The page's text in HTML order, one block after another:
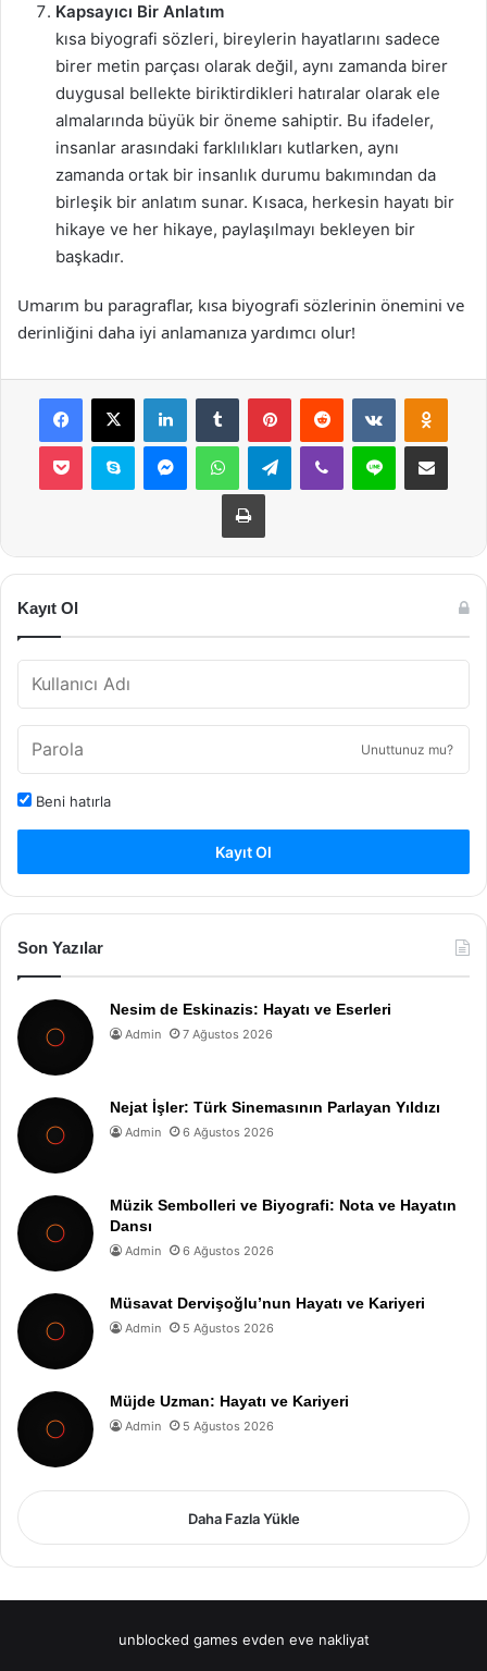
Kapsayıcı Bir Anlatım
kısa biyografi sözleri, bireylerin hayatlarını sadece
birer metin parçası olarak değil, aynı zamanda birer
duygusal bellekte biriktirdikleri hatıralar olarak ele
almalarında büyük bir öneme sahiptir. Bu ifadeler,
insanlar arasındaki farklılıkları kutlarken, aynı
zamanda ortak bir insanlık durumu bakımından da
birleşik bir anlatım sunar. Kısaca, herkesin hayatı bir
hikaye ve her hikaye, paylaşılmayı bekleyen bir
başkadır.
Umarım bu paragraflar, kısa biyografi sözlerinin önemini ve
derinliğini daha iyi anlamanıza yardımcı olur!
Facebook
X LinkedInTumblr PinterestReddit VKontakte
Pocket Skype MessengerWhatsAppTelegramViber Line E-Posta ile
Yazdır
Kayıt Ol
Unuttunuz mu?
Beni hatırla
Kayıt Ol
Son Yazılar
Nesim de Eskinazis: Hayatı ve Eserleri
Admin 7 Ağustos 2026
Nejat İşler: Türk Sinemasının Parlayan Yıldızı
Admin 6 Ağustos 2026
Müzik Sembolleri ve Biyografi: Nota ve Hayatın
Dansı
Admin 6 Ağustos 2026
Müsavat Dervişoğlu’nun Hayatı ve Kariyeri
Admin 5 Ağustos 2026
Müjde Uzman: Hayatı ve Kariyeri
Admin 5 Ağustos 2026
Daha Fazla Yükle
unblocked games evden eve nakliyat